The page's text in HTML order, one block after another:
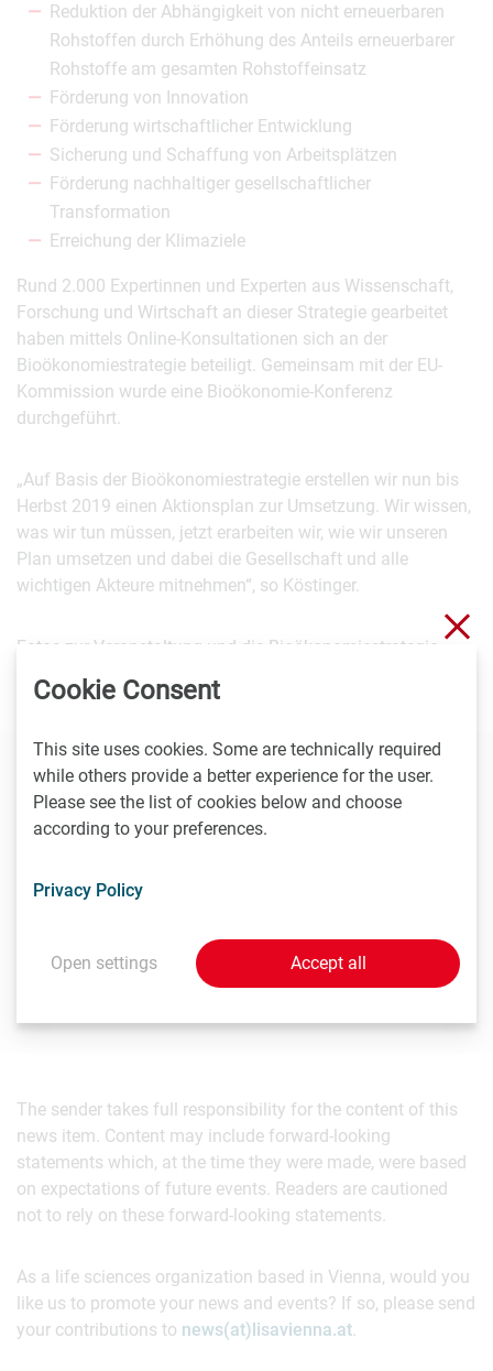
Reduktion der Abhängigkeit von nicht erneuerbaren
Rohstoffen durch Erhöhung des Anteils erneuerbarer
Rohstoffe am gesamten Rohstoffeinsatz
Förderung von Innovation
Förderung wirtschaftlicher Entwicklung
Sicherung und Schaffung von Arbeitsplätzen
Förderung nachhaltiger gesellschaftlicher
Transformation
Erreichung der Klimaziele
Rund 2.000 Expertinnen und Experten aus Wissenschaft,
Forschung und Wirtschaft an dieser Strategie gearbeitet
haben mittels Online-Konsultationen sich an der
Bioökonomiestrategie beteiligt. Gemeinsam mit der EU-
Kommission wurde eine Bioökonomie-Konferenz
durchgeführt.
„Auf Basis der Bioökonomiestrategie erstellen wir nun bis
Herbst 2019 einen Aktionsplan zur Umsetzung. Wir wissen,
was wir tun müssen, jetzt erarbeiten wir, wie wir unseren
Plan umsetzen und dabei die Gesellschaft und alle
wichtigen Akteure mitnehmen“, so Köstinger.
Fotos zur Veranstaltung und die Bioökonomiestrategie
finden Siehier
Contact
Bundesministerium für Nachhaltigkeit und Tourismus,
+43 1 71100 - DW 606918
daniel.kosak@bmnt.gv.at
The sender takes full responsibility for the content of this
news item. Content may include forward-looking
statements which, at the time they were made, were based
on expectations of future events. Readers are cautioned
not to rely on these forward-looking statements.
As a life sciences organization based in Vienna, would you
like us to promote your news and events? If so, please send
your contributions to news(at)lisavienna.at.
Cookie Consent
This site uses cookies. Some are technically required
while others provide a better experience for the user.
Please see the list of cookies below and choose
according to your preferences.
Privacy Policy
Open settings Accept all